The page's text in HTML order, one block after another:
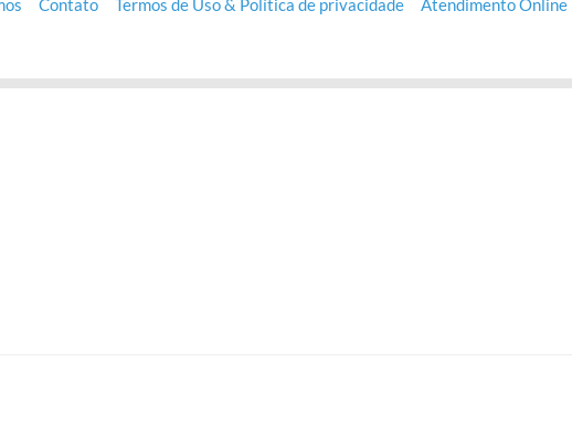
Contato Termos de Uso & Política de privacidade Atendimento Online